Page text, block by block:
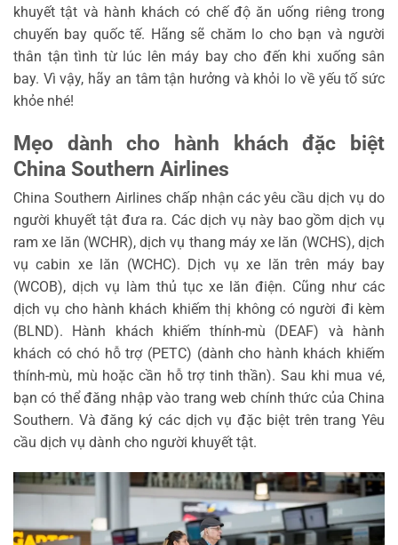
khuyết tật và hành khách có chế độ ăn uống riêng trong
chuyến bay quốc tế. Hãng sẽ chăm lo cho bạn và người
thân tận tình từ lúc lên máy bay cho đến khi xuống sân
bay. Vì vậy, hãy an tâm tận hưởng và khỏi lo về yếu tố sức
khỏe nhé!
Mẹo dành cho hành khách đặc biệt
China Southern Airlines
China Southern Airlines chấp nhận các yêu cầu dịch vụ do
người khuyết tật đưa ra. Các dịch vụ này bao gồm dịch vụ
ram xe lăn (WCHR), dịch vụ thang máy xe lăn (WCHS), dịch
vụ cabin xe lăn (WCHC). Dịch vụ xe lăn trên máy bay
(WCOB), dịch vụ làm thủ tục xe lăn điện. Cũng như các
dịch vụ cho hành khách khiếm thị không có người đi kèm
(BLND). Hành khách khiếm thính-mù (DEAF) và hành
khách có chó hỗ trợ (PETC) (dành cho hành khách khiếm
thính-mù, mù hoặc cần hỗ trợ tinh thần). Sau khi mua vé,
bạn có thể đăng nhập vào trang web chính thức của China
Southern. Và đăng ký các dịch vụ đặc biệt trên trang Yêu
cầu dịch vụ dành cho người khuyết tật.